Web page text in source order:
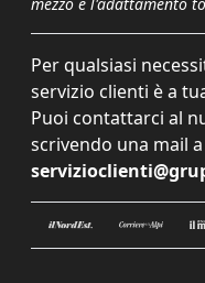
Per qualsiasi
servizio clienti è a
Puoi contattarci al
scrivendo una mail a